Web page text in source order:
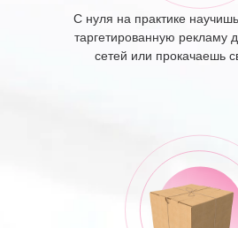
С нуля на практике
таргетированную рекламу
сетей или прокачаешь